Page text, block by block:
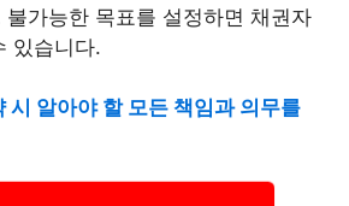
불가능한 목표를 설정하면 채권자
있습니다.
시 알아야 할 모든 책임과 의무를